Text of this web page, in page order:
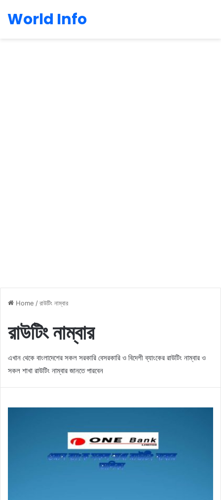
World Info
Home /রাউটিং নাম্বার
রাউটিং নাম্বার
এখান থেকে বাংলাদেশের সকল সরকারি বেসরকারি ও বিদেশী ব্যাংকের রাউটিং নাম্বার ও
সকল শাখা রাউটিং নাম্বার জানতে পারবেন